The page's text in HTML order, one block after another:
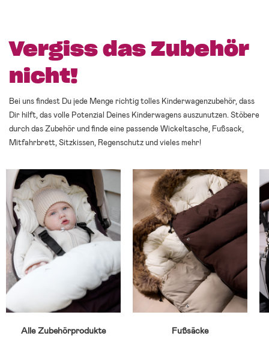
Vergiss das Zubehör
nicht!
Bei uns findest Du jede Menge richtig tolles Kinderwagenzubehör, dass
Dir hilft, das volle Potenzial Deines Kinderwagens auszunutzen. Stöbere
durch das Zubehör und finde eine passende Wickeltasche, Fußsack,
Mitfahrbrett, Sitzkissen, Regenschutz und vieles mehr!
Alle Zubehörprodukte Fußsäcke